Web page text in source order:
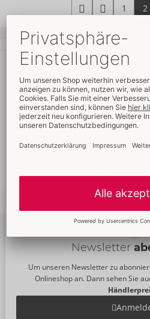
1 2
Ihre Vorteilebeim
FairePreise
Verkaufsfördernde
Verpackungen
Newsletter
Um unseren Newsletter zu
Onlineshop an. Dann sehen Sie